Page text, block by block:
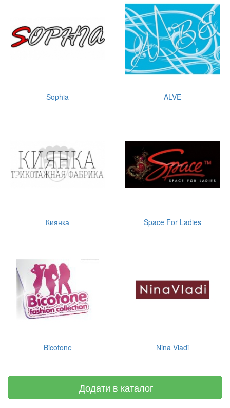
Sophia ALVE
Киянка Space For Ladies
Bicotone Nina Vladi
Додати в каталог